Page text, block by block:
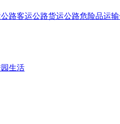
公路客运公路货运公路危险品运输
生活